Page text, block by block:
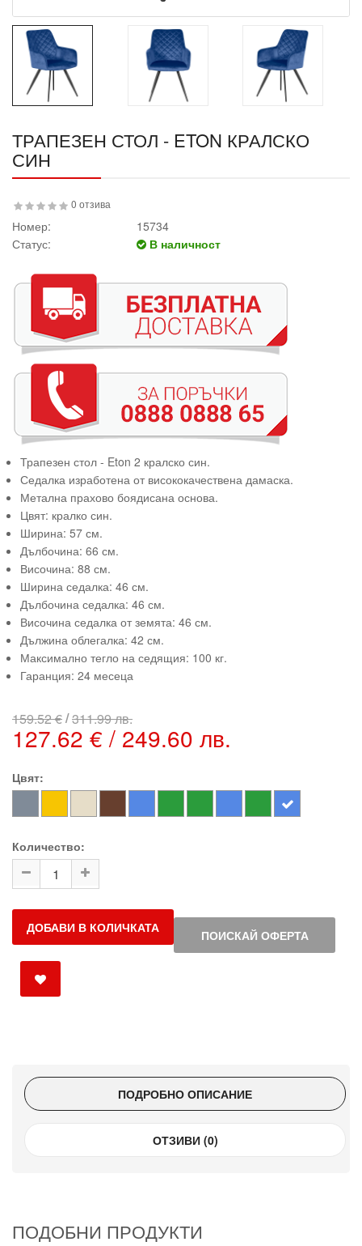
ТРАПЕЗЕН СТОЛ - ETON КРАЛСКО
СИН
0 отзива
Номер:
15734
Статус:
В наличност
Трапезен стол - Eton 2 кралско син.
Седалка изработена от висококачествена дамаска.
Метална прахово боядисана основа.
Цвят: кралко син.
Ширина: 57 см.
Дълбочина: 66 см.
Височина: 88 см.
Ширина седалка: 46 см.
Дълбочина седалка: 46 см.
Височина седалка от земята: 46 см.
Дължина облегалка: 42 см.
Максимално тегло на седящия: 100 кг.
Гаранция: 24 месеца
159.52 €/311.99 лв.
127.62 € / 249.60 лв.
Цвят:
Количество:
ДОБАВИ В КОЛИЧКАТА ПОИСКАЙ ОФЕРТА
ПОДРОБНО ОПИСАНИЕ
ОТЗИВИ (0)
ПОДОБНИ ПРОДУКТИ